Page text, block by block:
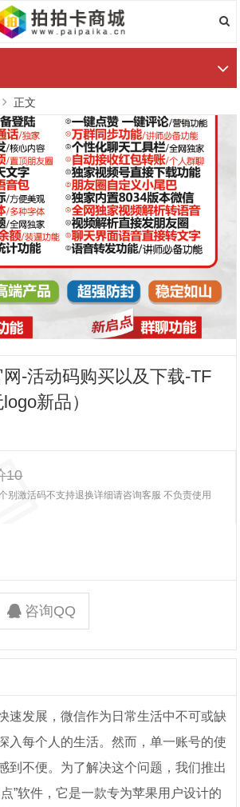
正文
-活动码购买以及下载-TF
新品）
10
别激活码不支持退换详细请咨询客服 不负责使用
咨询QQ
速发展，微信作为日常生活中不可或缺
入每个人的生活。然而，单一账号的使
到不便。为了解决这个问题，我们推出
”软件，它是一款专为苹果用户设计的